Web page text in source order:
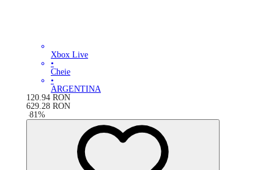
Xbox Live
•
Cheie
•
ARGENTINA
120.94 RON
629.28 RON
-81%